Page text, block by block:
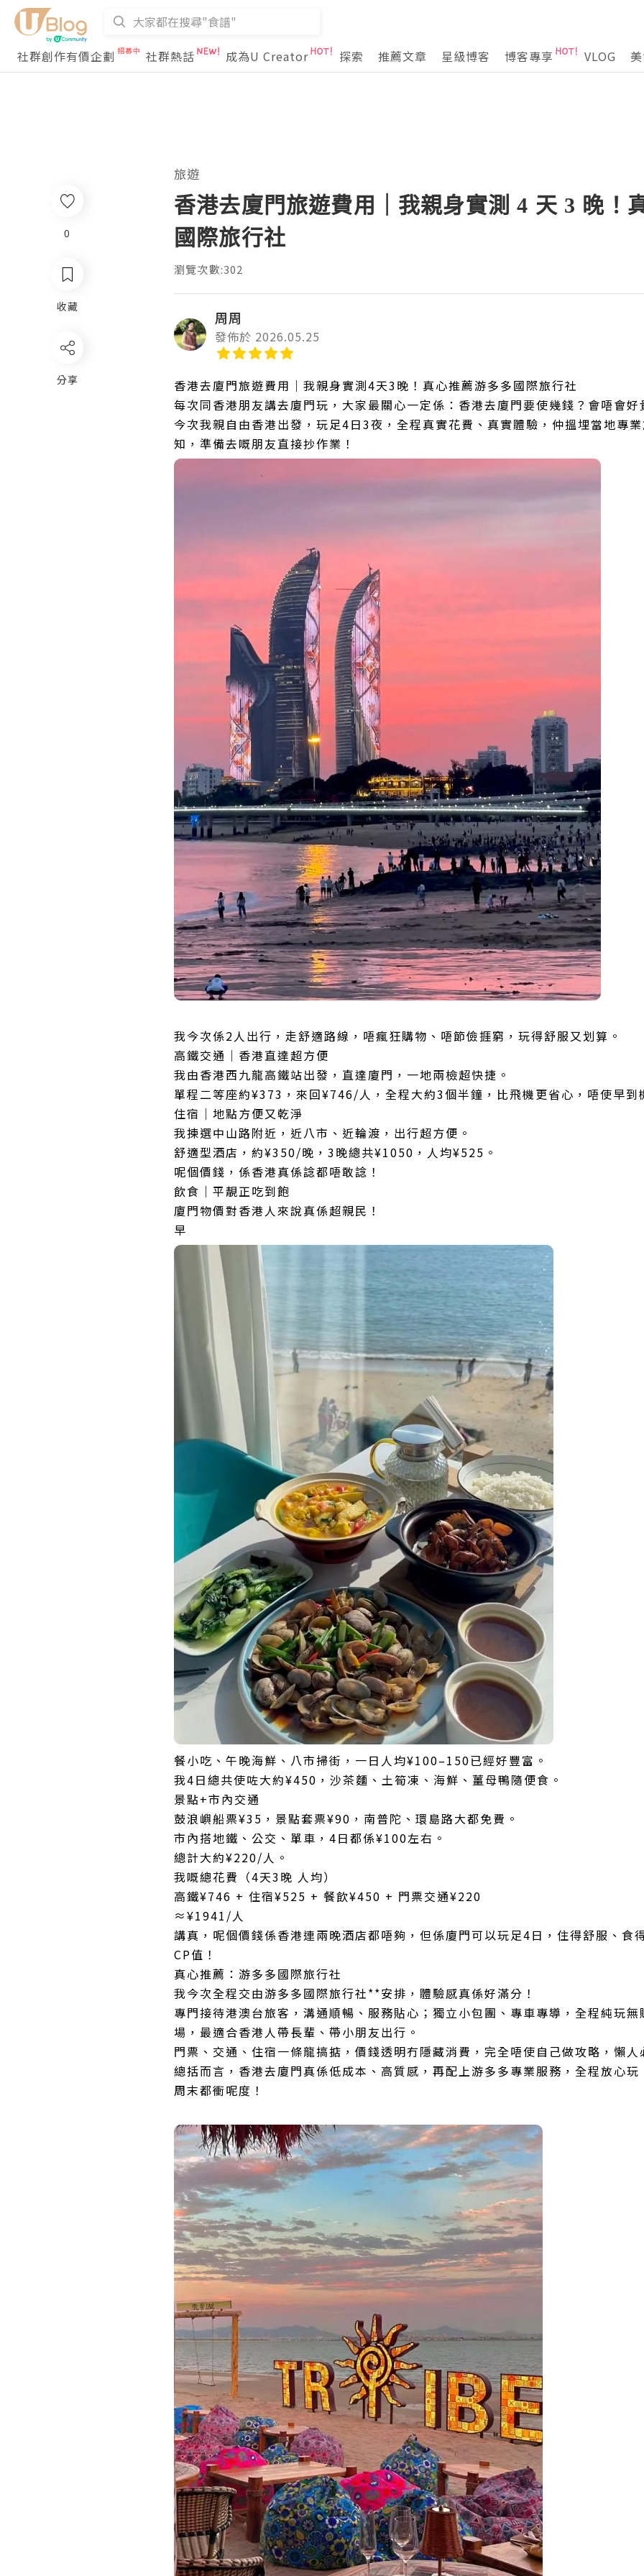
社群創作有價企劃
社群熱話 成為U Creator 探索 推薦文章 星級博客 博客專享 VLOG
0
收藏
分享
旅遊
香港去廈門旅遊費用｜我親身實測 4 天 3 晚！
國際旅行社
瀏覽次數:302
周周
發佈於 2026.05.25
香港去廈門旅遊費用｜我親身實測4天3晚！真心推薦游多多國際旅行社
每次同香港朋友講去廈門玩，大家最關心一定係：香港去廈門要使幾錢？會唔會好
今次我親自由香港出發，玩足4日3夜，全程真實花費、真實體驗，仲搵埋當地專
知，準備去嘅朋友直接抄作業！
我今次係2人出行，走舒適路線，唔瘋狂購物、唔節儉捱窮，玩得舒服又划算。
高鐵交通｜香港直達超方便
我由香港西九龍高鐵站出發，直達廈門，一地兩檢超快捷。
單程二等座約¥373，來回¥746/人，全程大約3個半鐘，比飛機更省心，唔使早到
住宿｜地點方便又乾淨
我揀選中山路附近，近八市、近輪渡，出行超方便。
舒適型酒店，約¥350/晚，3晚總共¥1050，人均¥525。
呢個價錢，係香港真係諗都唔敢諗！
飲食｜平靚正吃到飽
廈門物價對香港人來說真係超親民！
早
餐小吃、午晚海鮮、八市掃街，一日人均¥100–150已經好豐富。
我4日總共使咗大約¥450，沙茶麵、土筍凍、海鮮、薑母鴨隨便食。
景點+市內交通
鼓浪嶼船票¥35，景點套票¥90，南普陀、環島路大都免費。
市內搭地鐵、公交、單車，4日都係¥100左右。
總計大約¥220/人。
我嘅總花費（4天3晚 人均）
高鐵¥746 + 住宿¥525 + 餐飲¥450 + 門票交通¥220
≈¥1941/人
講真，呢個價錢係香港連兩晚酒店都唔夠，但係廈門可以玩足4日，住得舒服、食
CP值！
真心推薦：游多多國際旅行社
我今次全程交由游多多國際旅行社**安排，體驗感真係好滿分！
專門接待港澳台旅客，溝通順暢、服務貼心；獨立小包團、專車專導，全程純玩
場，最適合香港人帶長輩、帶小朋友出行。
門票、交通、住宿一條龍搞掂，價錢透明冇隱藏消費，完全唔使自己做攻略，懶人
總括而言，香港去廈門真係低成本、高質感，再配上游多多專業服務，全程放心
周末都衝呢度！